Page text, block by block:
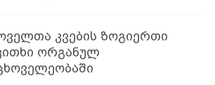
კვების ზოგიერთი
ორგანულ